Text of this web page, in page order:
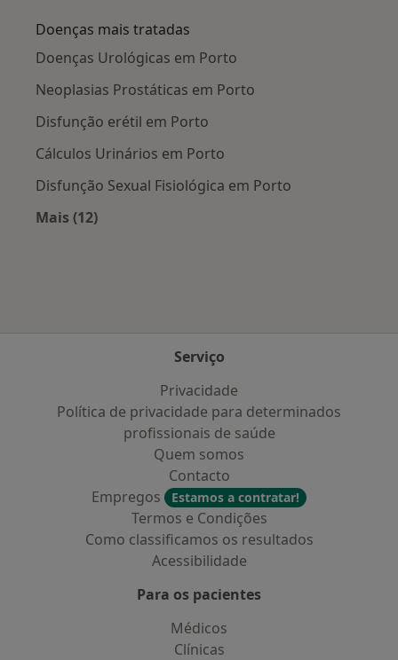
Doenças mais tratadas
Doenças Urológicas em Porto
Neoplasias Prostáticas em Porto
Disfunção erétil em Porto
Cálculos Urinários em Porto
Disfunção Sexual Fisiológica em Porto
Mais (12)
Serviço
Privacidade
Política de privacidade para determinados
profissionais de saúde
Quem somos
Contacto
Empregos
Estamos a contratar!
Termos e Condições
Como classificamos os resultados
Acessibilidade
Para os pacientes
Médicos
Clínicas